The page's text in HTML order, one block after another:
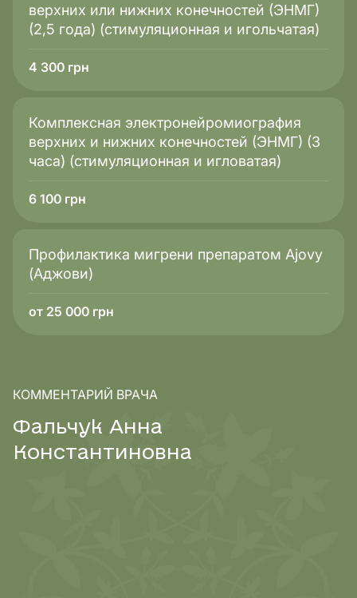
верхних или нижних конечностей (ЭНМГ)
(2,5 года) (стимуляционная и игольчатая)
4 300 грн
Комплексная электронейромиография
верхних и нижних конечностей (ЭНМГ) (3
часа) (стимуляционная и игловатая)
6 100 грн
Профилактика мигрени препаратом Ajovy
(Аджови)
от 25 000 грн
КОММЕНТАРИЙ ВРАЧА
Фальчук Анна
Константиновна